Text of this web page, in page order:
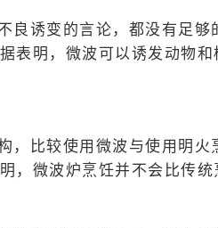
良诱变的言论，都没有足够
表明，微波可以诱发动物和
，比较使用微波与使用明火
，微波炉烹饪并不会比传